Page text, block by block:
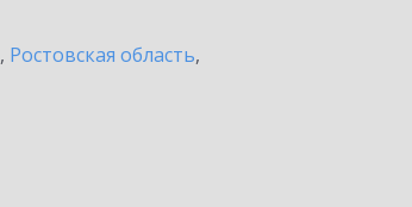
, Ростовская область,